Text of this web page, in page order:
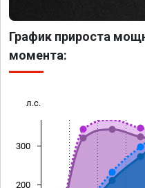
График прироста
момента:
л.с.
200
300